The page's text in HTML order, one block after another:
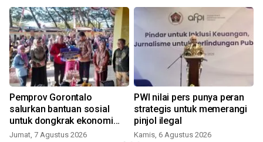
Pemprov Gorontalo
salurkan bantuan sosial
untuk dongkrak ekonomi
warga
Jumat, 7 Agustus 2026
PWI nilai pers punya peran
strategis untuk memerangi
pinjol ilegal
Kamis, 6 Agustus 2026